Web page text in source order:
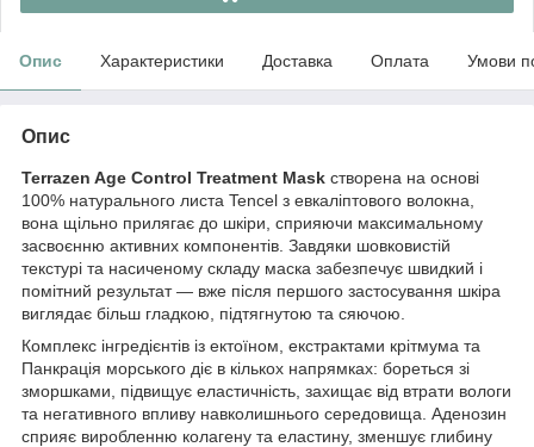
Опис Характеристики Доставка Оплата Умови
Опис
Terrazen Age Control Treatment Mask створена на основі
100% натурального листа Tencel з евкаліптового волокна,
вона щільно прилягає до шкіри, сприяючи максимальному
засвоєнню активних компонентів. Завдяки шовковистій
текстурі та насиченому складу маска забезпечує швидкий і
помітний результат — вже після першого застосування шкіра
виглядає більш гладкою, підтягнутою та сяючою.
Комплекс інгредієнтів із ектоїном, екстрактами крітмума та
Панкрація морського діє в кількох напрямках: бореться зі
зморшками, підвищує еластичність, захищає від втрати вологи
та негативного впливу навколишнього середовища. Аденозин
сприяє виробленню колагену та еластину, зменшує глибину